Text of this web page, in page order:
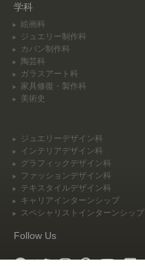
学科
絵画科
ジュエリー制作科
カバン制作科
陶芸科
ガラスアート科
家具修復・製作科
美術史
ジュエリーデザイン科
インテリアデザイン科
グラフィックデザイン科
ファッションデザイン科
テキスタイルデザイン科
キャリアインターンシップ
スペシャリストインターンシップ
Follow Us